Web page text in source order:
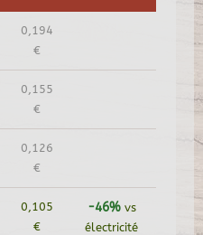
0,194
€
0,155
€
0,126
€
0,105
€
-46%vs
électricité